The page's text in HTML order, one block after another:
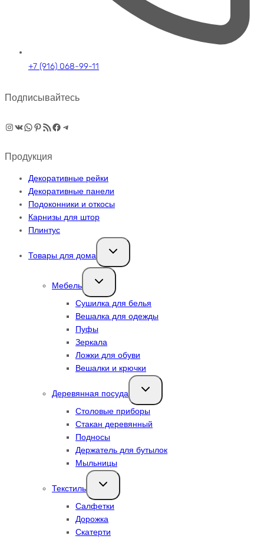
+7 (916) 068-99-11
Подписывайтесь
Instagram
ВКонтакте
WhatsApp
Pinterest
RSS-рассылка
Facebook
Telegram
Продукция
Декоративные рейки
Декоративные панели
Подоконники и откосы
Карнизы для штор
Плинтус
Товары для дома
Переключить
дочернее
Мебель
Переключить
дочернее
Сушилка для белья
Вешалка для одежды
Пуфы
Зеркала
Ложки для обуви
Вешалки и крючки
Деревянная посуда
Переключить
дочернее
Столовые приборы
Стакан деревянный
Подносы
Держатель для бутылок
Мыльницы
Текстиль
Переключить
дочернее
Салфетки
Дорожка
Скатерти